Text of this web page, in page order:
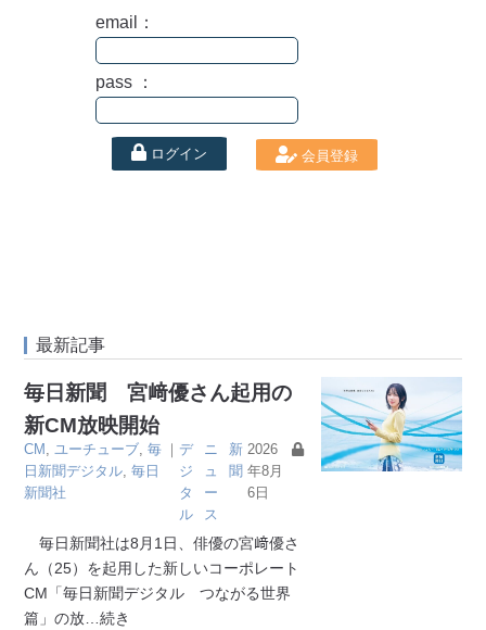
email：
pass ：
ログイン 会員登録
最新記事
毎日新聞 宮﨑優さん起用の
新CM放映開始
CM ,ユーチューブ,毎
日新聞デジタル,毎日
新聞社
｜デ
ジ
タ
ル
ニ
ュ
ー
ス
新
聞
2026
年8月
6日
毎日新聞社は8月1日、俳優の宮﨑優さ
ん（25）を起用した新しいコーポレート
CM「毎日新聞デジタル つながる世界
篇」の放 …続き